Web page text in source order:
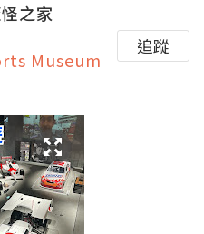
之家
Museum
追蹤